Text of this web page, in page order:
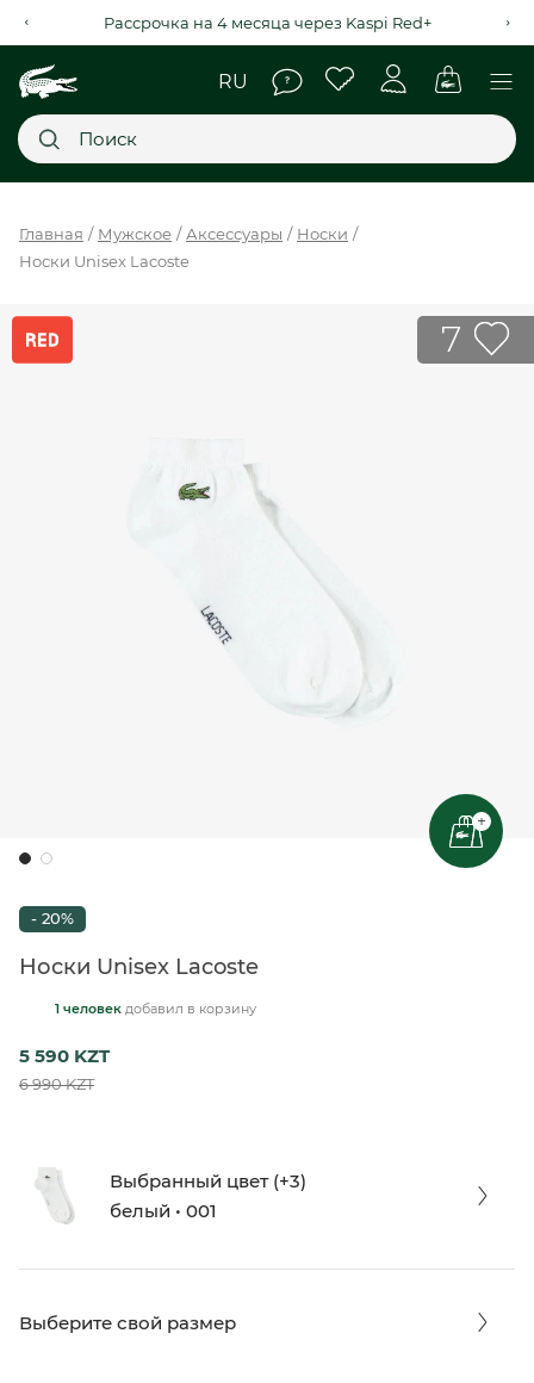
Рассрочка на 4 месяца через Kaspi Red+
НОВИНКИ
SALE
МЫ LACOSTE
Главная Мужское Аксессуары
Носки
Носки Unisex Lacoste
7
+
- 20%
Носки Unisex Lacoste
1 человек добавил в корзину
5 590 KZT
6 990 KZT
Выбранный цвет (+3)
белый • 001
Выберите свой размер